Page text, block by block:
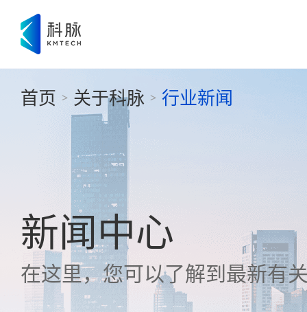
首页 > 关于科脉 > 行业新闻
新闻中心
在这里，您可以了解到最新有